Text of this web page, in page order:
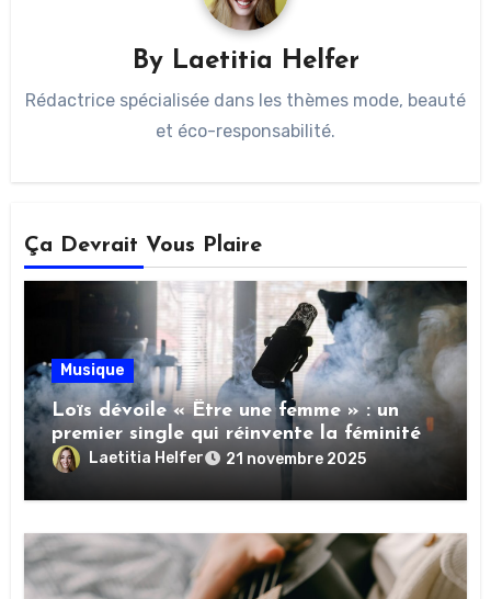
By Laetitia Helfer
Rédactrice spécialisée dans les thèmes mode, beauté
et éco-responsabilité.
Ça Devrait Vous Plaire
Musique
Loïs dévoile « Être une femme » : un
premier single qui réinvente la féminité
Laetitia Helfer 21 novembre 2025